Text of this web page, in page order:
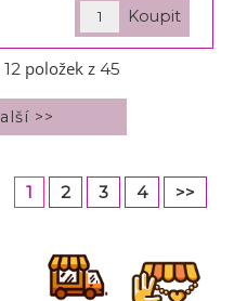
12 položek z 45
1 2 3 4 >>